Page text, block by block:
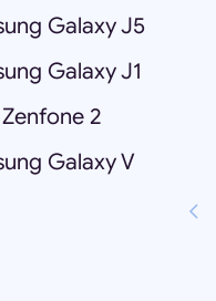
Galaxy J5
Galaxy J1
2
Galaxy V